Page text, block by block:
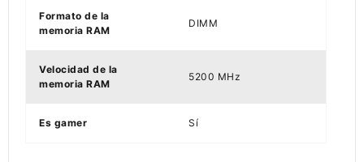
Formato de la
memoria RAM
DIMM
Velocidad de la
memoria RAM
5200 MHz
Es gamer Sí